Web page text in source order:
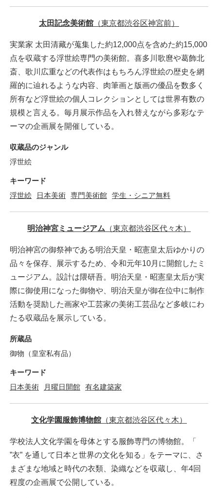
太田記念美術館 （東京都渋谷区神宮前）
実業家 太田清藏が蒐集した約12,000点を含めた約15,000
点を収蔵する浮世絵専門の美術館。喜多川歌麿や葛飾北
斎、歌川広重などの代表作はもちろん浮世絵の歴史を網
羅的に辿れるような内容、肉筆画と版画の優品を数多く
所有など浮世絵の個人コレクションとしては世界有数の
規模と言える。毎月展示作品を入れ替えながら多彩なテ
ーマの企画展を開催している。
収蔵品のジャンル
浮世絵
キーワード
浮世絵
日本美術 専門美術館 学生・シニア無料
明治神宮ミュージアム （東京都渋谷区代々木）
明治神宮の御祭神である明治天皇・昭憲皇太后ゆかりの
品々を保存、展示するため、令和元年10月に開館したミ
ュージアム。設計は隈研吾。明治天皇・昭憲皇太后が実
際に御使用になった御物や、明治天皇が御在位中に制作
活動を奨励した画家や工芸家の美術工芸品など多岐にわ
たる収蔵品を展示している。
所蔵品
御物（皇室私有品）
キーワード
日本美術
月曜日開館 有名建築家
文化学園服飾博物館 （東京都渋谷区代々木）
学校法人文化学園を母体とする服飾専門の博物館。「
”衣” を通して日本と世界の文化を知る」をテーマに、さ
まざまな地域と時代の衣類、染織などを収蔵し、年4回
程度の企画展で公開している。